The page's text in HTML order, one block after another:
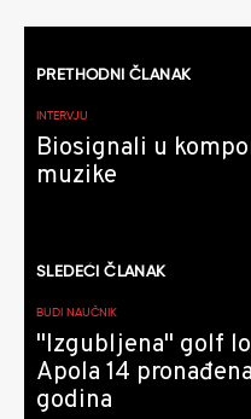
članaka
PRETHODNI ČLANAK
INTERVJU
Biosignali u
muzike
SLEDEĆI ČLANAK
BUDI NAUČNIK
"Izgubljena" golf
Apola 14
godina